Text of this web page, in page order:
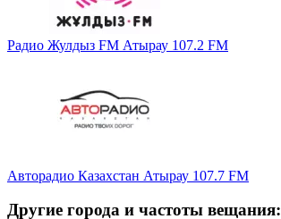
Радио Жулдыз FM Атырау 107.2 FM
Авторадио Казахстан Атырау 107.7 FM
Другие города и частоты вещания: